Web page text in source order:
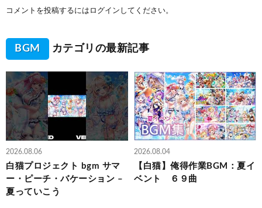
コメントを投稿するには ログイン してください。
BGM カテゴリの最新記事
2026.08.06
白猫プロジェクト bgm サマ
ー・ピーチ・バケーション –
夏っていこう
2026.08.04
【白猫】俺得作業BGM：夏イ
ベント ６９曲